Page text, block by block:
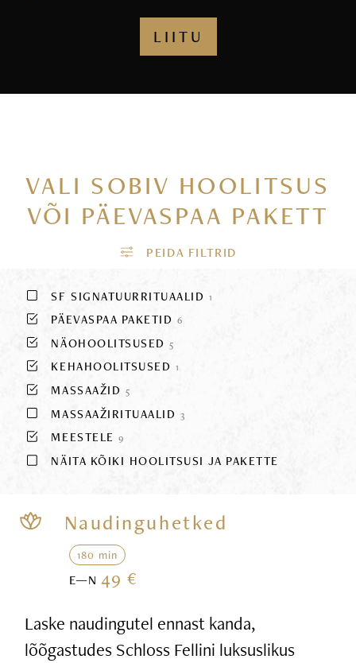
LIITU
VALI SOBIV HOOLITSUS
VÕI PÄEVASPAA PAKETT
SF SIGNATUURRITUAALID 1
PÄEVASPAA PAKETID 6
NÄOHOOLITSUSED5
KEHAHOOLITSUSED 1
MASSAAŽID 5
MASSAAŽIRITUAALID 3
MEESTELE9
NÄITA KÕIKI HOOLITSUSI JA PAKETTE
Naudinguhetked
180 min
E—N49 €
Laske naudingutel ennast kanda,
lõõgastudes Schloss Fellini luksuslikus